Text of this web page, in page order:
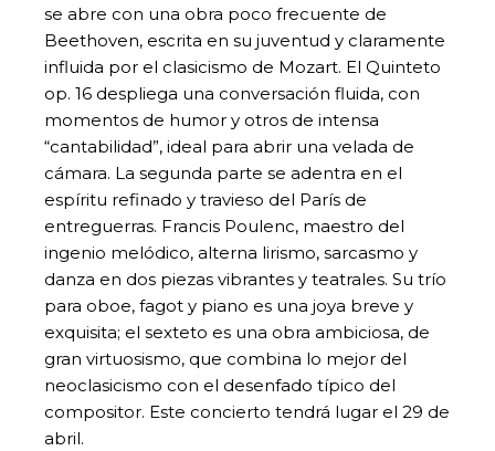
se abre con una obra poco frecuente de
Beethoven, escrita en su juventud y claramente
influida por el clasicismo de Mozart. El Quinteto
op. 16 despliega una conversación fluida, con
momentos de humor y otros de intensa
“cantabilidad”, ideal para abrir una velada de
cámara. La segunda parte se adentra en el
espíritu refinado y travieso del París de
entreguerras. Francis Poulenc, maestro del
ingenio melódico, alterna lirismo, sarcasmo y
danza en dos piezas vibrantes y teatrales. Su trío
para oboe, fagot y piano es una joya breve y
exquisita; el sexteto es una obra ambiciosa, de
gran virtuosismo, que combina lo mejor del
neoclasicismo con el desenfado típico del
compositor. Este concierto tendrá lugar el 29 de
abril.